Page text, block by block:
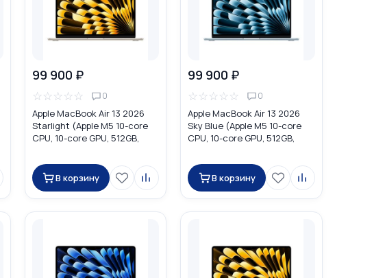
99 900 ₽
☆☆☆☆☆ 0
Apple MacBook Air 13 2026
Starlight (Apple M5 10-core
CPU, 10-core GPU, 512GB,
В корзину
99 900 ₽
☆☆☆☆☆ 0
Apple MacBook Air 13 2026
Sky Blue (Apple M5 10-core
CPU, 10-core GPU, 512GB,
В корзину